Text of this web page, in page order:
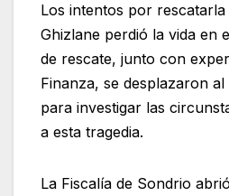
Los intentos por
Ghizlane perdió la vida en
de rescate, junto con
Finanza, se desplazaron
para investigar las
a esta tragedia.
La Fiscalía de Sondrio